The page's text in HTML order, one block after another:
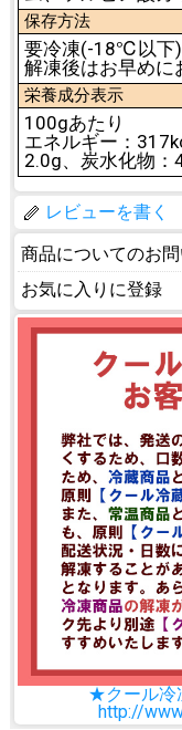
保存方法
要冷凍(-18℃以下)
解凍後はお早めに
栄養成分表示
100gあたり
エネルギー：
2.0g、炭水化物
レビューを書く
商品についてのお
お気に入りに登録
★クール冷
http://